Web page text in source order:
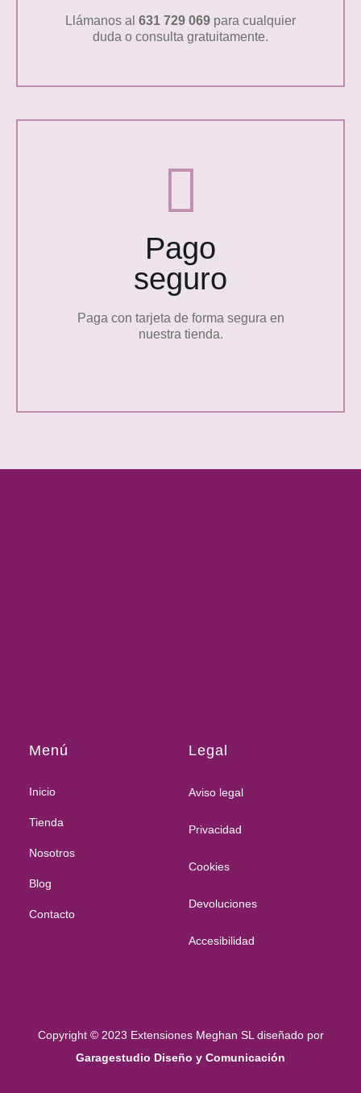
Llámanos al 631 729 069 para cualquier
duda o consulta gratuitamente.
Pago
seguro
Paga con tarjeta de forma segura en
nuestra tienda.
Menú
Inicio
Tienda
Nosotros
Blog
Contacto
Legal
Aviso legal
Privacidad
Cookies
Devoluciones
Accesibilidad
Copyright © 2023 Extensiones Meghan SL diseñado por
Garagestudio Diseño y Comunicación